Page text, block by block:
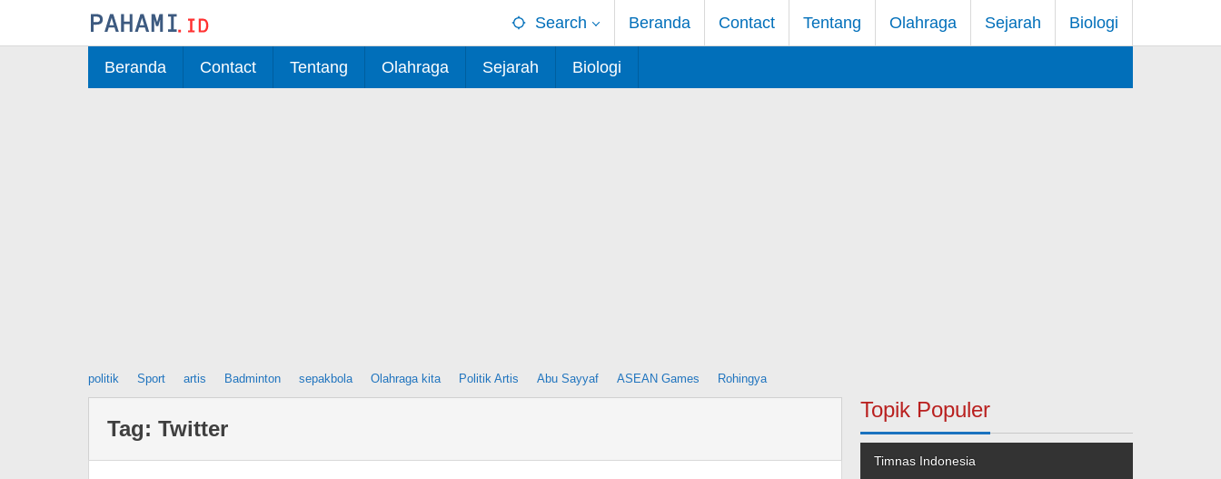
Search Beranda Contact Tentang Olahraga Sejarah Biologi
Beranda Contact Tentang Olahraga Sejarah Biologi
politik Sport artis Badminton sepakbola Olahraga kita Politik Artis Abu Sayyaf ASEAN Games Rohingya
Tag: Twitter
Topik Populer
Timnas Indonesia